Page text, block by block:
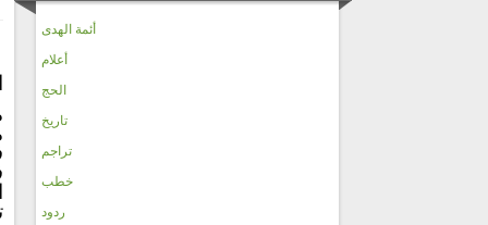
أئمة الهدى
أعلام
الحج
تاريخ
تراجم
خطب
ردود